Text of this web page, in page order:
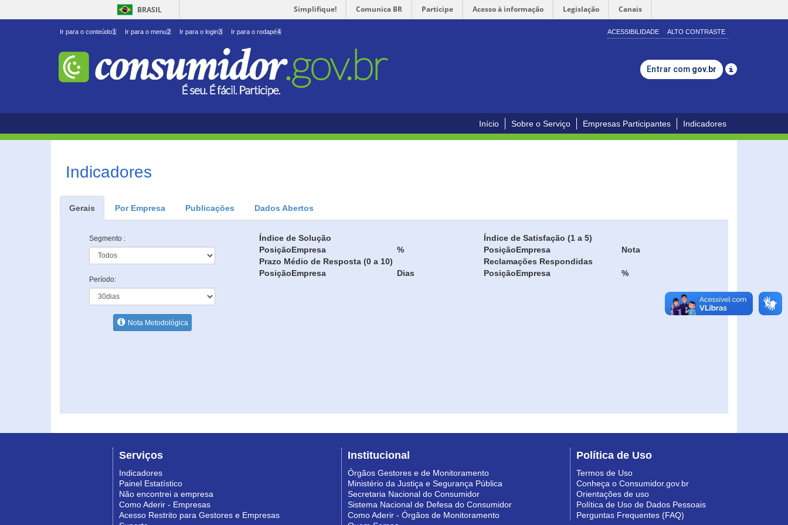
BRASIL Simplifique! Comunica BR Participe Acesso à informação Legislação Canais
Ir para o conteúdo1 Ir para o menu2 Ir para o login3 Ir para o rodapé4 ACESSIBILIDADE ALTO CONTRASTE
Entrar com gov.br
Início Sobre o Serviço Empresas Participantes Indicadores
Indicadores
Gerais Por Empresa Publicações Dados Abertos
Segmento :
Período:
Nota Metodológica
Índice de Solução
PosiçãoEmpresa %
Índice de Satisfação (1 a 5)
PosiçãoEmpresa
Nota
Prazo Médio de Resposta (0 a 10)
PosiçãoEmpresa Dias
Reclamações Respondidas
PosiçãoEmpresa %
Serviços
Indicadores
Painel Estatístico
Não encontrei a empresa
Como Aderir - Empresas
Acesso Restrito para Gestores e Empresas
Institucional
Órgãos Gestores e de Monitoramento
Ministério da Justiça e Segurança Pública
Secretaria Nacional do Consumidor
Sistema Nacional de Defesa do Consumidor
Como Aderir - Órgãos de Monitoramento
Política de Uso
Termos de Uso
Conheça o Consumidor.gov.br
Orientações de uso
Política de Uso de Dados Pessoais
Perguntas Frequentes (FAQ)